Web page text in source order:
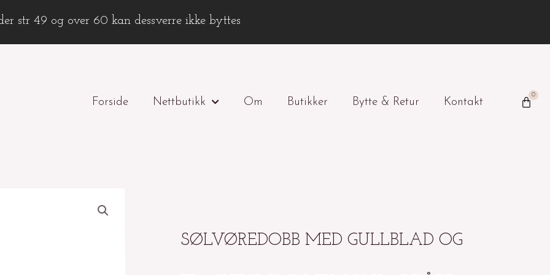
str 49 og over 60 kan dessverre ikke byttes
Forside Nettbutikk Om Butikker Bytte & Retur Kontakt
0
SØLVØREDOBB MED GULLBLAD OG